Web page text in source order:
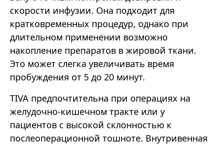
скорости инфузии. Она подходит для
кратковременных процедур, однако при
длительном применении возможно
накопление препаратов в жировой ткани.
Это может слегка увеличивать время
пробуждения от 5 до 20 минут.
TIVA предпочтительна при операциях на
желудочно-кишечном тракте или у
пациентов с высокой склонностью к
послеоперационной тошноте. Внутривенная